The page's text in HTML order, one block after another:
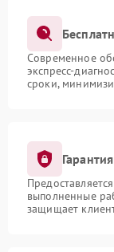
Современное
экспресс-
сроки,
выполненные
защищает